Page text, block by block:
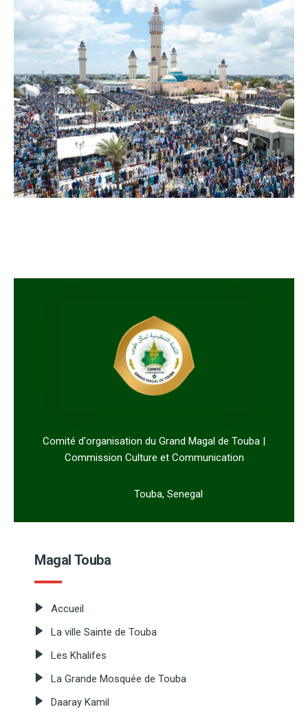
Comité d'organisation du Grand Magal de Touba |
Commission Culture et Communication
Touba, Senegal
Magal Touba
Accueil
La ville Sainte de Touba
Les Khalifes
La Grande Mosquée de Touba
Daaray Kamil